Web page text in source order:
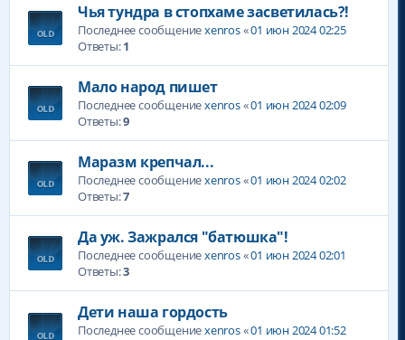
Чья тундра в стопхаме засветилась?!
Последнее сообщениеxenros«01 июн 2024 02:25
Ответы:1
Мало народ пишет
Последнее сообщениеxenros«01 июн 2024 02:09
Ответы:9
Маразм крепчал...
Последнее сообщениеxenros«01 июн 2024 02:02
Ответы:7
Да уж. Зажрался "батюшка"!
Последнее сообщениеxenros«01 июн 2024 02:01
Ответы:3
Дети наша гордость
Последнее сообщениеxenros«01 июн 2024 01:52